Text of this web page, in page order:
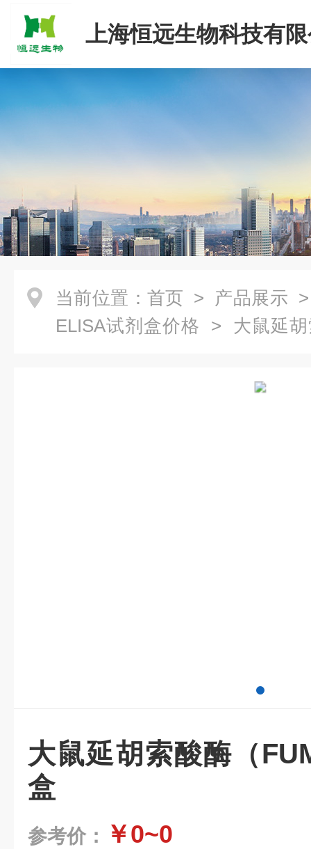
上海恒远生物科技有
当前位置： 首页 > 产品展示
ELISA试剂盒价格 > 大鼠延胡
大鼠延胡索酸酶（
盒
参考价： ￥0~0